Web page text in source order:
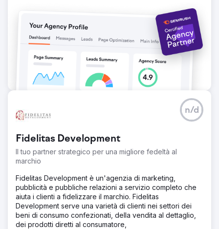
di prodotti chiave. Tassi di conversione più elevati: il tasso
di conversione è migliorato del 40%, riflettendo un
coinvolgimento più efficace degli utenti. Classifiche dei
motori di ricerca migliorate: il sito web ha ottenuto
classifiche di prima pagina per 30 nuove parole chiave
competitive.
Vai alla pagina agenzia
Fidelitas Development
Il tuo partner strategico per una migliore fedeltà al
marchio
n/d
Fidelitas Development è un'agenzia di marketing,
pubblicità e pubbliche relazioni a servizio completo che
aiuta i clienti a fidelizzare il marchio. Fidelitas
Development serve una varietà di clienti nei settori dei
beni di consumo confezionati, della vendita al dettaglio,
dei prodotti diretti al consumatore,